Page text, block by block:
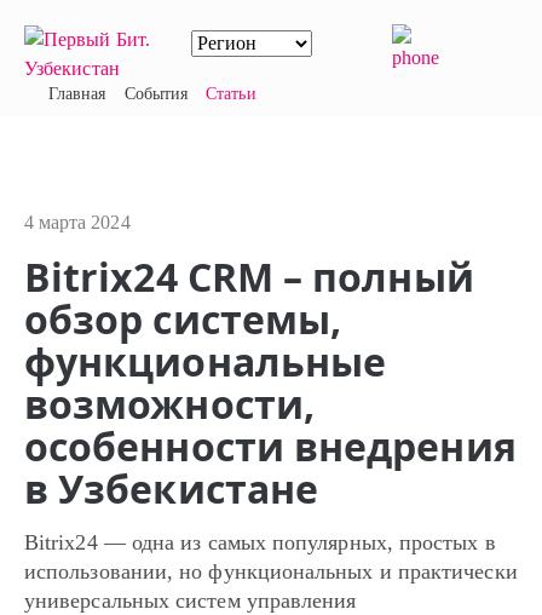
Главная События Статьи
4 марта 2024
Bitrix24 CRM – полный
обзор системы,
функциональные
возможности,
особенности внедрения
в Узбекистане
Bitrix24 — одна из самых популярных, простых в
использовании, но функциональных и практически
универсальных систем управления